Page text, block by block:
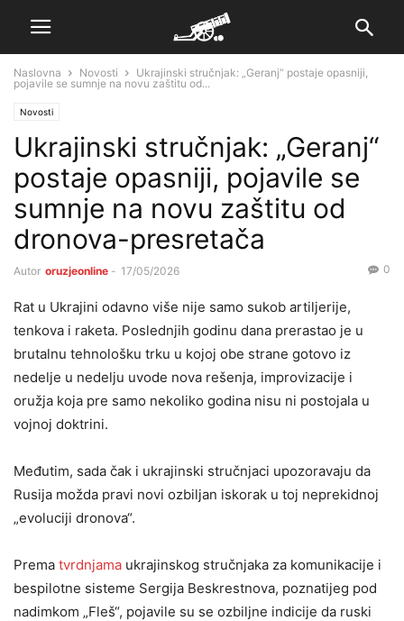
Naslovna Novosti
Ukrajinski stručnjak: „Geranj“ postaje opasniji,
pojavile se sumnje na novu zaštitu od...
Novosti
Ukrajinski stručnjak: „Geranj“
postaje opasniji, pojavile se
sumnje na novu zaštitu od
dronova-presretača
Autor oruzjeonline - 17/05/2026 0
Rat u Ukrajini odavno više nije samo sukob artiljerije,
tenkova i raketa. Poslednjih godinu dana prerastao je u
brutalnu tehnološku trku u kojoj obe strane gotovo iz
nedelje u nedelju uvode nova rešenja, improvizacije i
oružja koja pre samo nekoliko godina nisu ni postojala u
vojnoj doktrini.
Međutim, sada čak i ukrajinski stručnjaci upozoravaju da
Rusija možda pravi novi ozbiljan iskorak u toj neprekidnoj
„evoluciji dronova“.
Prema tvrdnjama ukrajinskog stručnjaka za komunikacije i
bespilotne sisteme Sergija Beskrestnova, poznatijeg pod
nadimkom „Fleš“, pojavile su se ozbiljne indicije da ruski